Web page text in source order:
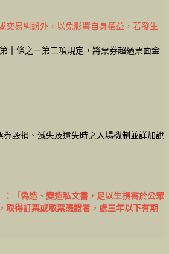
易糾紛外，以免影響自身權益，若發生
十條之一第二項規定，將票券超過票面金
毀損、滅失及遺失時之入場機制並詳加說
「偽造、變造私文書，足以生損害於公眾
取得訂票或取票憑證者，處三年以下有期